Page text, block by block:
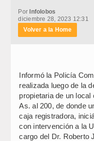
PorInfolobos
diciembre 28, 2023 12:31
Volver a la Home
Informó la Policía
realizada luego de la
propietaria de un
As. al 200, de donde
caja registradora,
con intervención a la
cargo del Dr. Roberto